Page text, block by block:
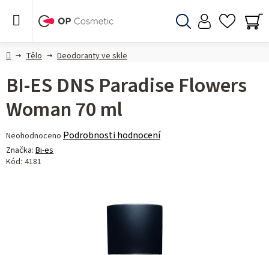
DomůTělo Deodoranty ve skle
BI-ES DNS Paradise Flowers
Woman 70 ml
Průměrné
hodnocení
produktu
Neohodnoceno Podrobnosti hodnocení
Značka: Bi-es
Kód: 4181